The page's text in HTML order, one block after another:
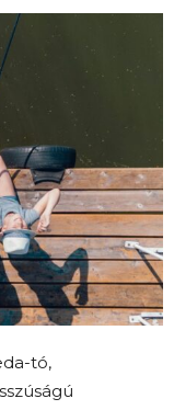
tó,